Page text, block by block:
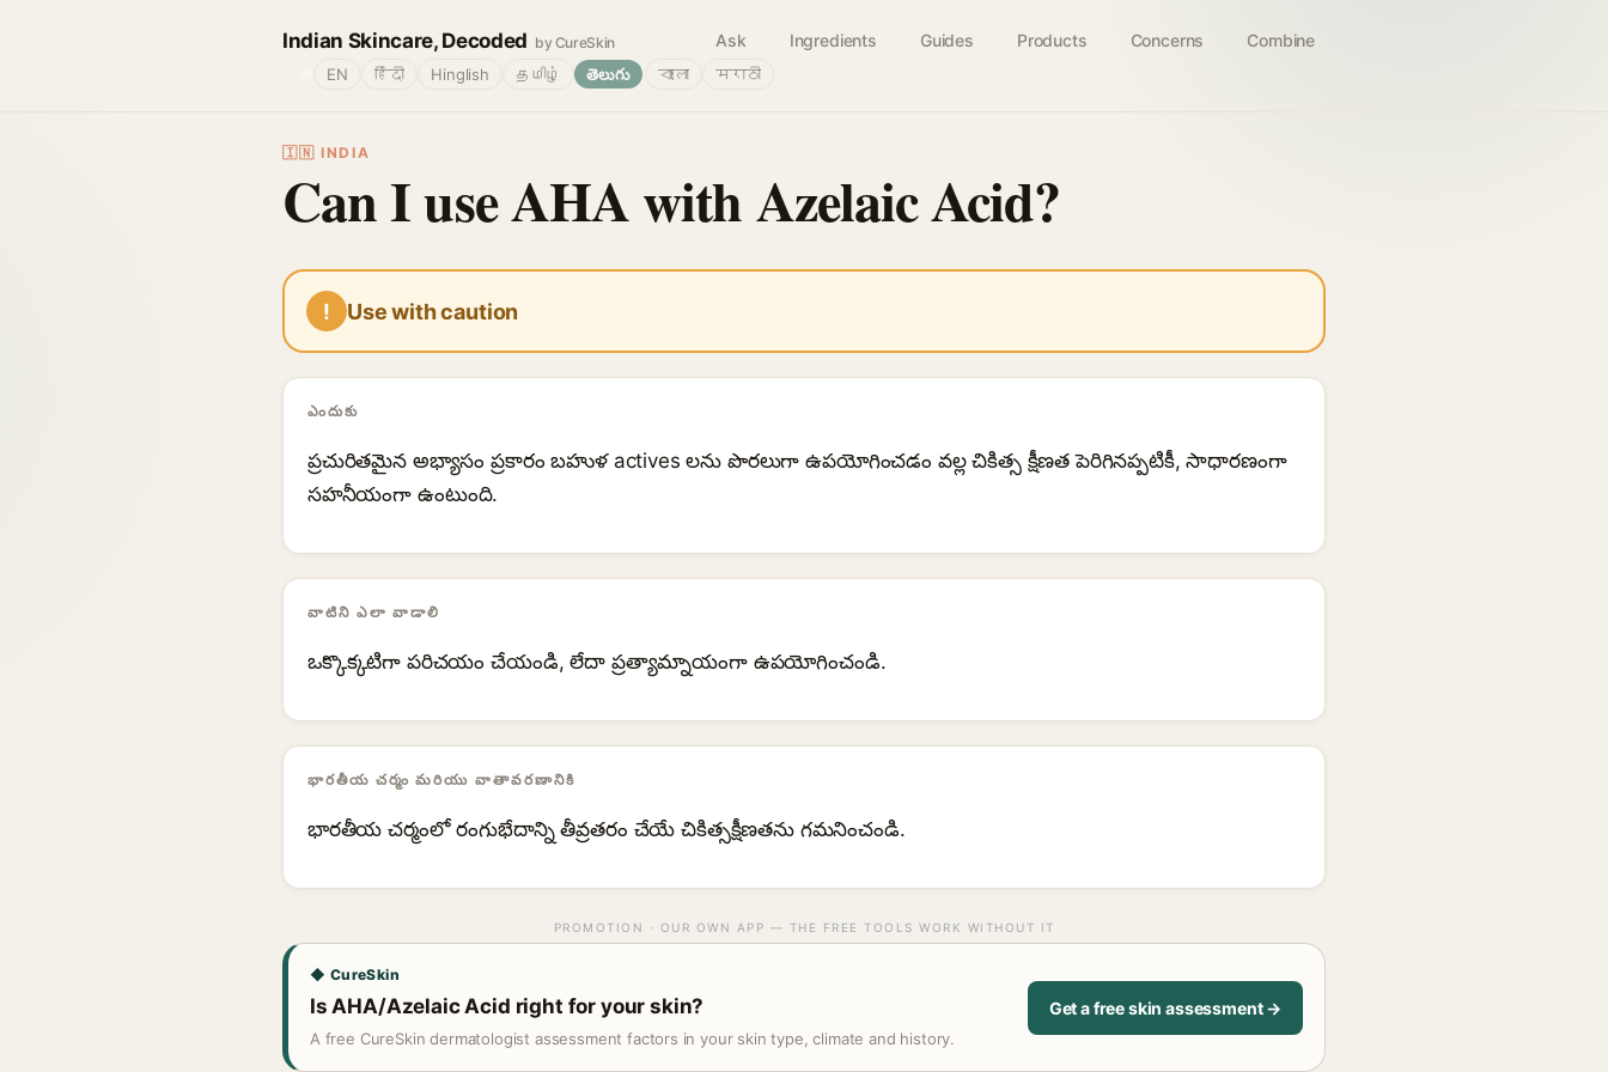
Indian Skincare, Decoded by CureSkin Ask Ingredients Guides Products Concerns Combine
EN हिंदी Hinglish தமிழ் తెలుగు বাংলা मराठी
🇮🇳 INDIA
Can I use AHA with Azelaic Acid?
! Use with caution
ఎందుకు
ప్రచురితమైన అభ్యాసం ప్రకారం బహుళ actives లను పొరలుగా ఉపయోగించడం వల్ల చికిత్స క్షీణత పెరిగినప్పటికీ, సాధారణంగా
సహనీయంగా ఉంటుంది.
వాటిని ఎలా వాడాలి
ఒక్కొక్కటిగా పరిచయం చేయండి, లేదా ప్రత్యామ్నాయంగా ఉపయోగించండి.
భారతీయ చర్మం మరియు వాతావరణానికి
భారతీయ చర్మంలో రంగుభేదాన్ని తీవ్రతరం చేయే చికిత్సక్షీణతను గమనించండి.
PROMOTION · OUR OWN APP — THE FREE TOOLS WORK WITHOUT IT
◆ CureSkin
Is AHA/Azelaic Acid right for your skin?
A free CureSkin dermatologist assessment factors in your skin type, climate and history.
Get a free skin assessment →